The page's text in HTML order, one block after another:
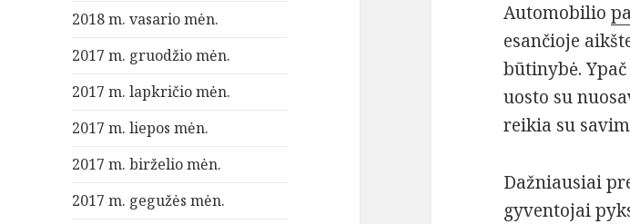
2018 m. vasario mėn.
2017 m. gruodžio mėn.
2017 m. lapkričio mėn.
2017 m. liepos mėn.
2017 m. birželio mėn.
2017 m. gegužės mėn.
Automobilio
esančioje
būtinybė.
uosto su
reikia su
Dažniausiai
gyventojai